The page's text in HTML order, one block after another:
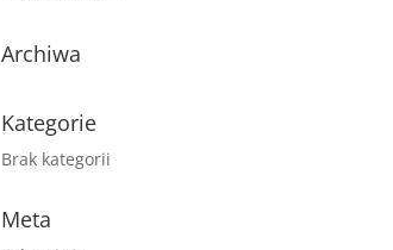
Archiwa
Kategorie
Brak kategorii
Meta